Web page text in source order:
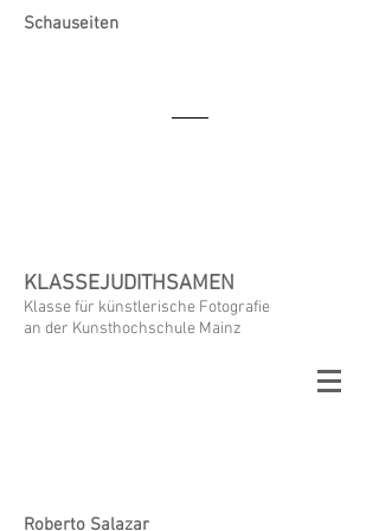
Schauseiten
KLASSEJUDITHSAMEN
Klasse für künstlerische Fotografie
an der Kunsthochschule Mainz
Roberto Salazar